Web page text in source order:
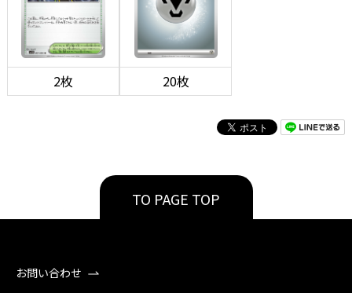
2枚 20枚
TO PAGE TOP
お問い合わせ